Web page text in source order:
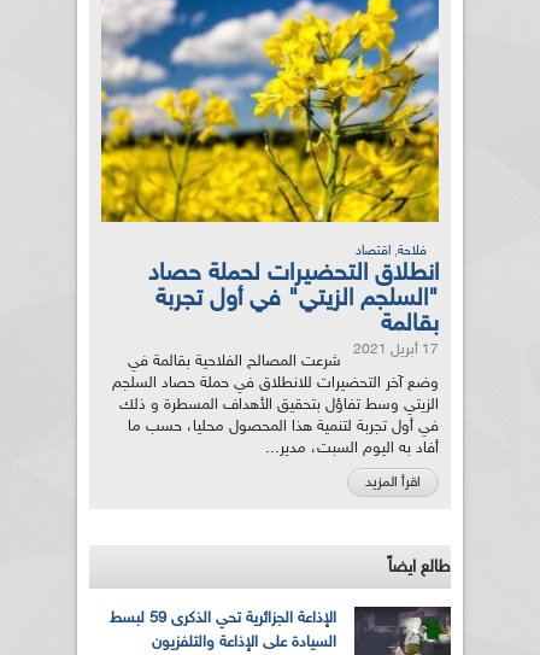
فلاحة, اقتصاد
انطلاق التحضيرات لحملة حصاد
"السلجم الزيتي" في أول تجربة
بقالمة
17 أبريل 2021
شرعت المصالح الفلاحية بقالمة في
وضع آخر التحضيرات للانطلاق في حملة حصاد السلجم
الزيتي وسط تفاؤل بتحقيق الأهداف المسطرة و ذلك
في أول تجربة لتنمية هذا المحصول محليا، حسب ما
أفاد به اليوم السبت، مدير...
اقرأ المزيد
طالع ايضاً
الإذاعة الجزائرية تحي الذكرى 59 لبسط
السيادة على الإذاعة والتلفزيون